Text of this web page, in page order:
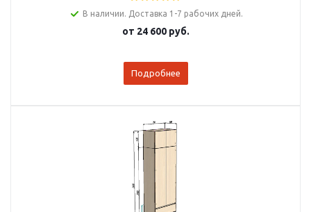
В наличии. Доставка 1-7 рабочих дней.
от 24 600 руб.
Подробнее